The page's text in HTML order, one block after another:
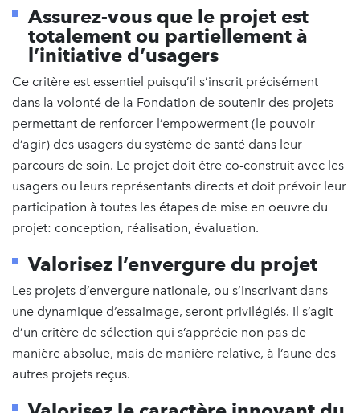
Assurez-vous que le projet est
totalement ou partiellement à
l’initiative d’usagers
Ce critère est essentiel puisqu’il s’inscrit précisément
dans la volonté de la Fondation de soutenir des projets
permettant de renforcer l’empowerment (le pouvoir
d’agir) des usagers du système de santé dans leur
parcours de soin. Le projet doit être co-construit avec les
usagers ou leurs représentants directs et doit prévoir leur
participation à toutes les étapes de mise en oeuvre du
projet: conception, réalisation, évaluation.
Valorisez l’envergure du projet
Les projets d’envergure nationale, ou s’inscrivant dans
une dynamique d’essaimage, seront privilégiés. Il s’agit
d’un critère de sélection qui s’apprécie non pas de
manière absolue, mais de manière relative, à l’aune des
autres projets reçus.